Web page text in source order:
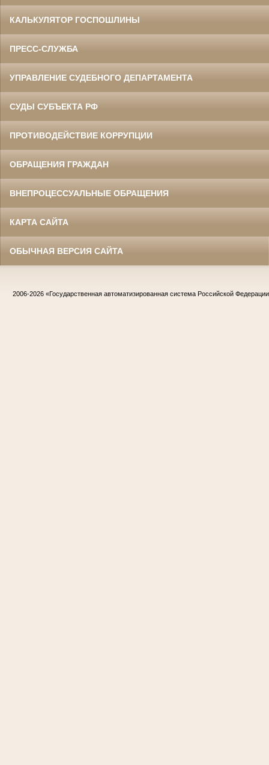
КАЛЬКУЛЯТОР ГОСПОШЛИНЫ
ПРЕСС-СЛУЖБА
УПРАВЛЕНИЕ СУДЕБНОГО ДЕПАРТАМЕНТА
СУДЫ СУБЪЕКТА РФ
ПРОТИВОДЕЙСТВИЕ КОРРУПЦИИ
ОБРАЩЕНИЯ ГРАЖДАН
ВНЕПРОЦЕССУАЛЬНЫЕ ОБРАЩЕНИЯ
КАРТА САЙТА
ОБЫЧНАЯ ВЕРСИЯ САЙТА
2006-2026 «Государственная автоматизированная система Российской